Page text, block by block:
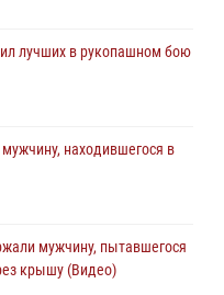
лучших в рукопашном бою
находившегося в
мужчину, пытавшегося
крышу (Видео)